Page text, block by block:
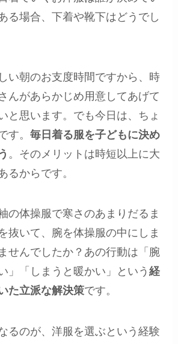
る場合、下着や靴下はどうでし
い朝のお支度時間ですから、時
んがあらかじめ用意してあげて
と思います。でも今日は、ちょ
す。毎日着る服を子どもに決め
。そのメリットは時短以上に大
るからです。
の体操服で寒さのあまりだるま
抜いて、腕を体操服の中にしま
せんでしたか？あの行動は「腕
」「しまうと暖かい」という経
た立派な解決策です。
るのが、洋服を選ぶという経験